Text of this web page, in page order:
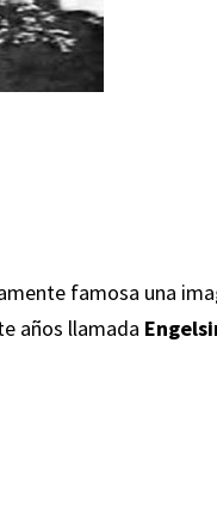
famosa una
años llamada